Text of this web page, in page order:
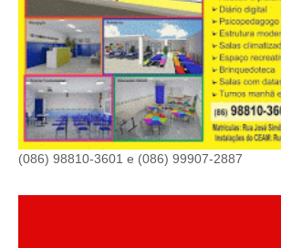
(086) 98810-3601 e (086) 99907-2887